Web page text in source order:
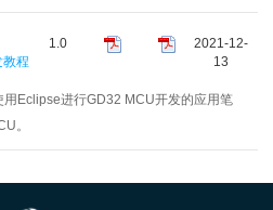
程
1.0
2021-12-
13
Eclipse进行GD32 MCU开发的应用笔
。